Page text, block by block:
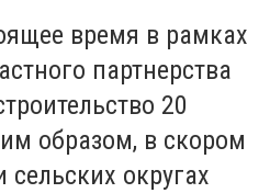
время в рамках
партнерства
20
образом, в скором
округах